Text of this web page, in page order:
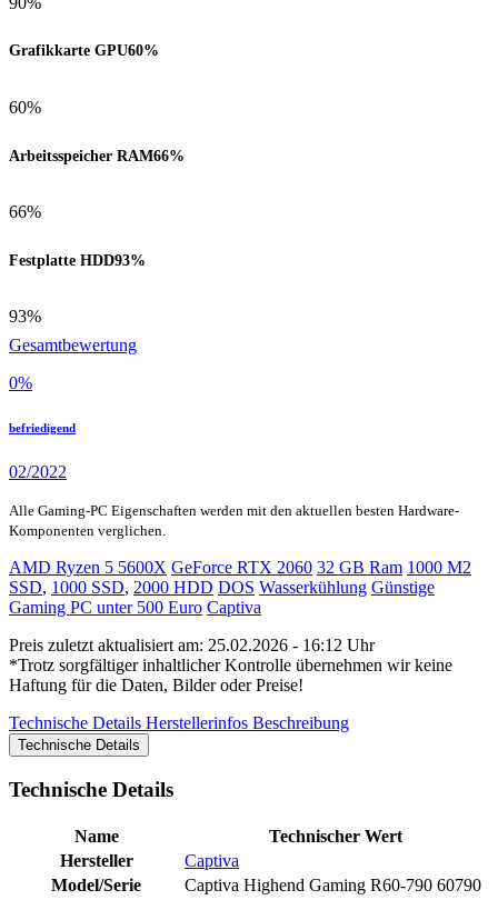
Grafikkarte GPU60%
60%
Arbeitsspeicher RAM66%
66%
Festplatte HDD93%
93%
Gesamtbewertung
0%
befriedigend
02/2022
Alle Gaming-PC Eigenschaften werden mit den aktuellen besten Hardware-
Komponenten verglichen.
AMD Ryzen 5 5600X GeForce RTX 2060 32 GB Ram 1000 M2
SSD, 1000 SSD, 2000 HDD DOS Wasserkühlung Günstige
Gaming PC unter 500 Euro Captiva
Preis zuletzt aktualisiert am: 25.02.2026 - 16:12 Uhr
*Trotz sorgfältiger inhaltlicher Kontrolle übernehmen wir keine
Haftung für die Daten, Bilder oder Preise!
Technische Details Herstellerinfos Beschreibung
Technische Details
Technische Details
Name
Technischer Wert
Hersteller
Captiva
Model/Serie
‎Captiva Highend Gaming R60-790 ‎60790